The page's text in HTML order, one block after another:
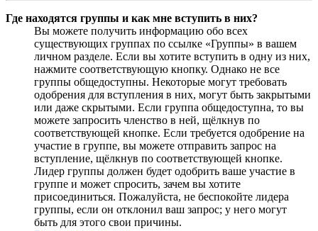
Где находятся группы и как мне вступить в них?
Вы можете получить информацию обо всех
существующих группах по ссылке «Группы» в вашем
личном разделе. Если вы хотите вступить в одну из них,
нажмите соответствующую кнопку. Однако не все
группы общедоступны. Некоторые могут требовать
одобрения для вступления в них, могут быть закрытыми
или даже скрытыми. Если группа общедоступна, то вы
можете запросить членство в ней, щёлкнув по
соответствующей кнопке. Если требуется одобрение на
участие в группе, вы можете отправить запрос на
вступление, щёлкнув по соответствующей кнопке.
Лидер группы должен будет одобрить ваше участие в
группе и может спросить, зачем вы хотите
присоединиться. Пожалуйста, не беспокойте лидера
группы, если он отклонил ваш запрос; у него могут
быть для этого свои причины.